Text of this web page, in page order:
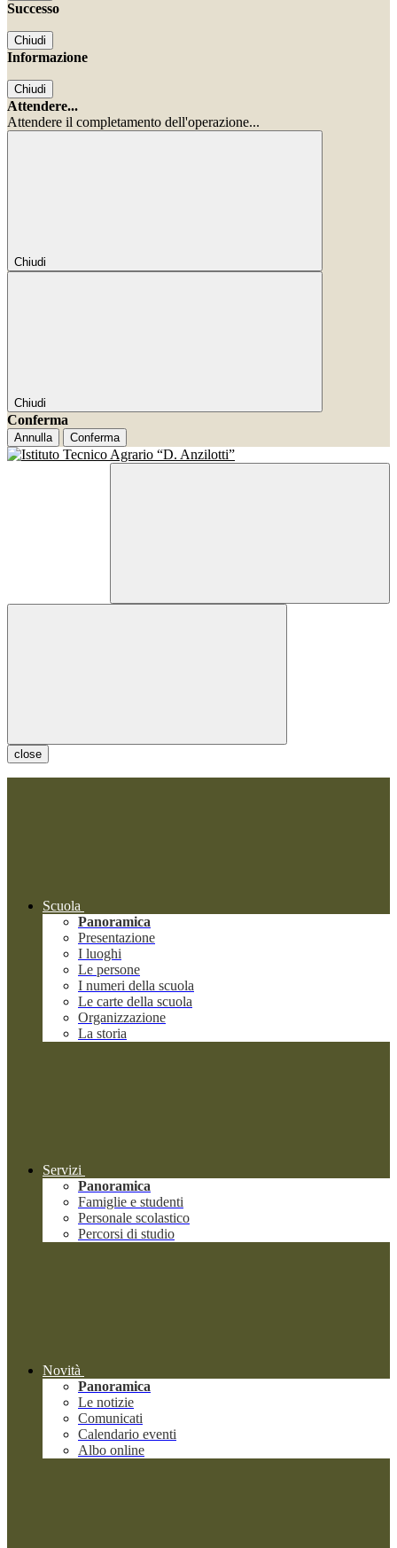
Successo
Chiudi
Informazione
Chiudi
Attendere...
Attendere il completamento dell'operazione...
Chiudi
Chiudi
Conferma
Annulla Conferma
close
Scuola
Panoramica
Presentazione
I luoghi
Le persone
I numeri della scuola
Le carte della scuola
Organizzazione
La storia
Servizi
Panoramica
Famiglie e studenti
Personale scolastico
Percorsi di studio
Novità
Panoramica
Le notizie
Comunicati
Calendario eventi
Albo online